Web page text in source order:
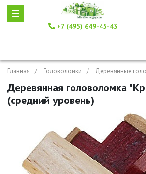
+7 (495) 649-45-43
Главная Головоломки Деревянные
Деревянная головоломка
(средний уровень)